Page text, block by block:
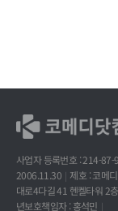
사업자 등록번호 : 214-
2006.11.30
제호 : 코메
대로4다길 41 헨켈타워 2층
년보호책임자 : 홍석민